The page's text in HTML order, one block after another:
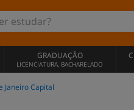
GRADUAÇÃO
LICENCIATURA, BACHARELADO
Janeiro Capital